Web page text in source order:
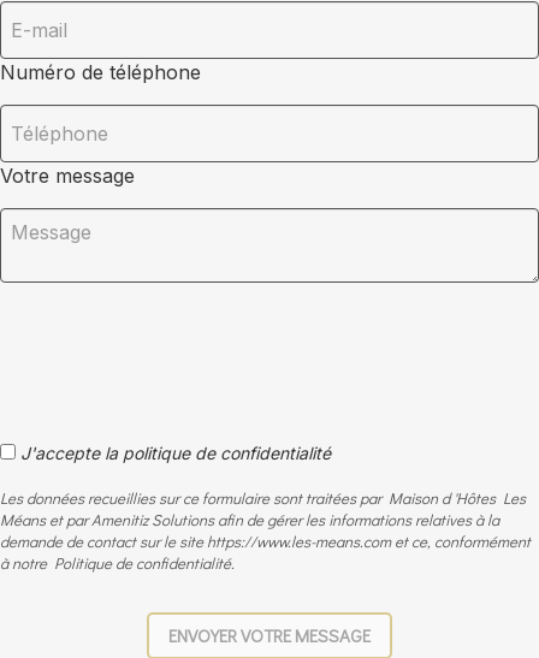
Numéro de téléphone
Votre message
J'accepte la politique de confidentialité
Les données recueillies sur ce formulaire sont traitées par Maison d 'Hôtes Les
Méans et par Amenitiz Solutions afin de gérer les informations relatives à la
demande de contact sur le site https://www.les-means.com et ce, conformément
à notre Politique de confidentialité.